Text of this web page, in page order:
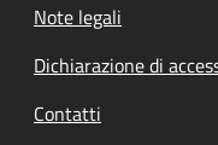
Note legali
Dichiarazione di
Contatti